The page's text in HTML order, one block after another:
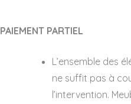
PAIEMENT PARTIEL
L’ensemble des
ne suffit pas à
l’intervention.